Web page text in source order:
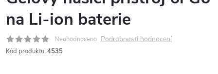
na Li-ion baterie
Neohodnoceno Podrobnosti hodnocení
Kód produktu: 4535